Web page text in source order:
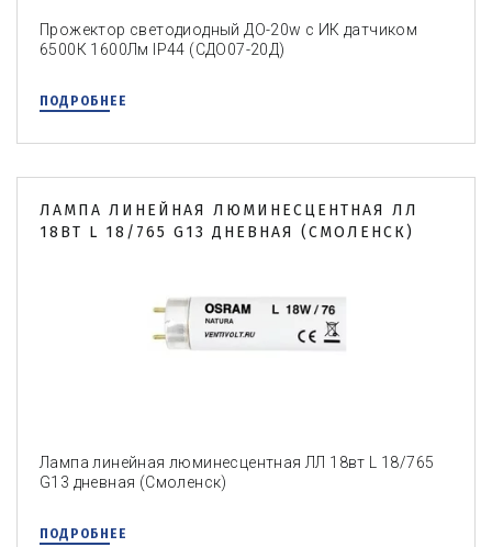
Прожектор светодиодный ДО-20w с ИК датчиком
6500К 1600Лм IP44 (СДО07-20Д)
ПОДРОБНЕЕ
ЛАМПА ЛИНЕЙНАЯ ЛЮМИНЕСЦЕНТНАЯ ЛЛ
18ВТ L 18/765 G13 ДНЕВНАЯ (СМОЛЕНСК)
Лампа линейная люминесцентная ЛЛ 18вт L 18/765
G13 дневная (Смоленск)
ПОДРОБНЕЕ